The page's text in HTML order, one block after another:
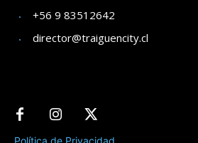
+56 9 83512642
director@traiguencity.cl